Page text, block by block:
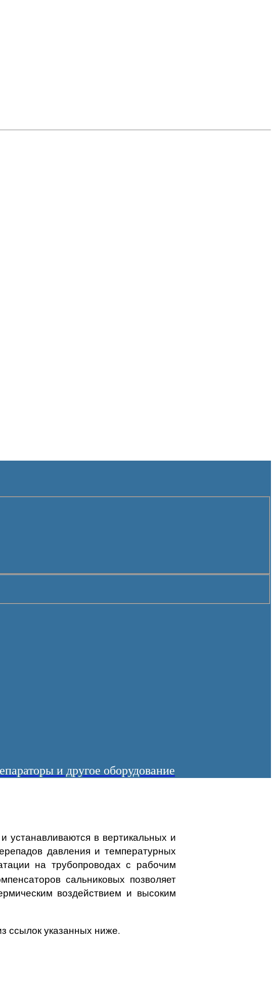
и другое оборудование
устанавливаются в вертикальных и
давления и температурных
на трубопроводах с рабочим
сальниковых позволяет
воздействием и высоким
ссылок указанных ниже.